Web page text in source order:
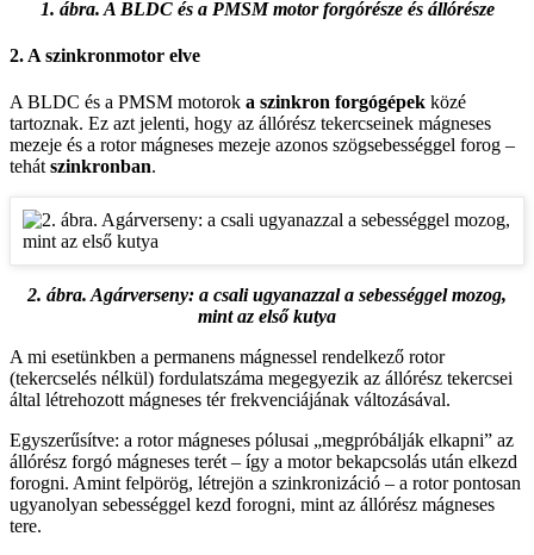
1. ábra. A BLDC és a PMSM motor forgórésze és állórésze
2. A szinkronmotor elve
A BLDC és a PMSM motorok a szinkron forgógépek közé
tartoznak. Ez azt jelenti, hogy az állórész tekercseinek mágneses
mezeje és a rotor mágneses mezeje azonos szögsebességgel forog –
tehát szinkronban.
2. ábra. Agárverseny: a csali ugyanazzal a sebességgel mozog,
mint az első kutya
A mi esetünkben a permanens mágnessel rendelkező rotor
(tekercselés nélkül) fordulatszáma megegyezik az állórész tekercsei
által létrehozott mágneses tér frekvenciájának változásával.
Egyszerűsítve: a rotor mágneses pólusai „megpróbálják elkapni” az
állórész forgó mágneses terét – így a motor bekapcsolás után elkezd
forogni. Amint felpörög, létrejön a szinkronizáció – a rotor pontosan
ugyanolyan sebességgel kezd forogni, mint az állórész mágneses
tere.